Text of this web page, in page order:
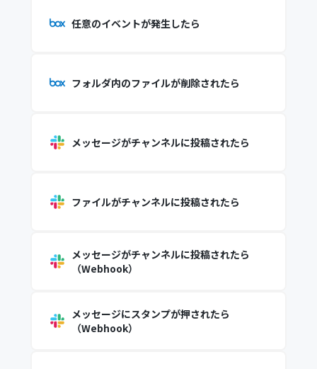
任意のイベントが発生したら
フォルダ内のファイルが削除されたら
メッセージがチャンネルに投稿されたら
ファイルがチャンネルに投稿されたら
メッセージがチャンネルに投稿されたら
（Webhook）
メッセージにスタンプが押されたら
（Webhook）